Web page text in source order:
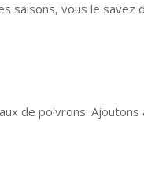
saisons, vous le savez
de poivrons. Ajoutons